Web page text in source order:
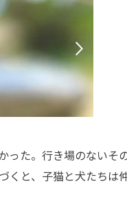
った。行き場のないそ
くと、子猫と犬たちは